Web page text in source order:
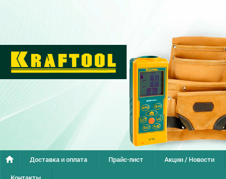
Доставка и оплата Прайс-лист
Акции / Новости